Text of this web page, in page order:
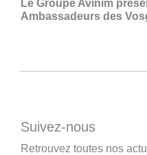
Le Groupe Avinim
Ambassadeurs des
Suivez-nous
Retrouvez toutes nos